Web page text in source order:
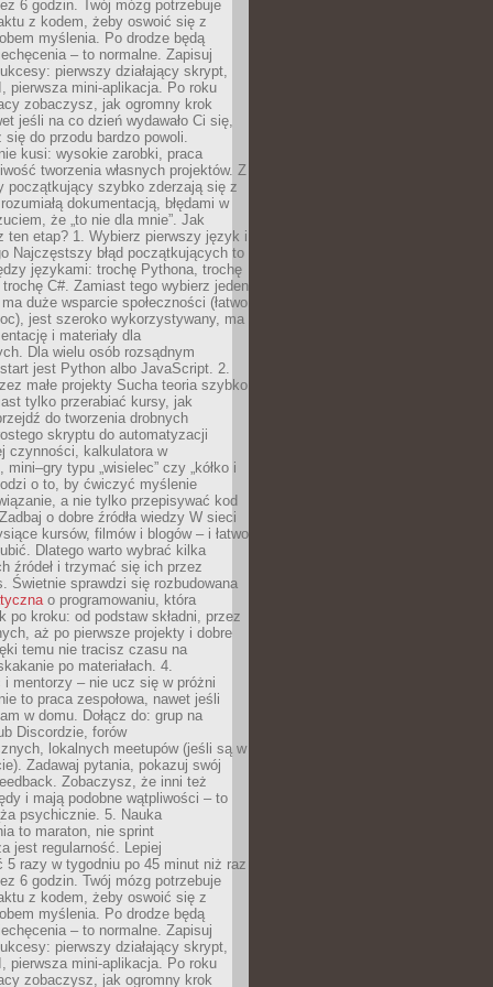
6 godzin. Twój mózg potrzebuje
z kodem, żeby oswoić się z
myślenia. Po drodze będą
– to normalne. Zapisuj
pierwszy działający skrypt,
pierwsza mini-aplikacja. Po roku
zobaczysz, jak ogromny krok
jeśli na co dzień wydawało Ci się,
się do przodu bardzo powoli.
kusi: wysokie zarobki, praca
tworzenia własnych projektów. Z
początkujący szybko zderzają się z
dokumentacją, błędami w
że „to nie dla mnie”. Jak
ten etap? 1. Wybierz pierwszy język i
Najczęstszy błąd początkujących to
językami: trochę Pythona, trochę
C#. Zamiast tego wybierz jeden
duże wsparcie społeczności (łatwo
jest szeroko wykorzystywany, ma
i materiały dla
Dla wielu osób rozsądnym
jest Python albo JavaScript. 2.
małe projekty Sucha teoria szybko
tylko przerabiać kursy, jak
do tworzenia drobnych
skryptu do automatyzacji
czynności, kalkulatora w
mini–gry typu „wisielec” czy „kółko i
o to, by ćwiczyć myślenie
a nie tylko przepisywać kod
o dobre źródła wiedzy W sieci
kursów, filmów i blogów – i łatwo
Dlatego warto wybrać kilka
źródeł i trzymać się ich przez
Świetnie sprawdzi się rozbudowana
o programowaniu, która
po kroku: od podstaw składni, przez
aż po pierwsze projekty i dobre
temu nie tracisz czasu na
po materiałach. 4.
i mentorzy – nie ucz się w próżni
to praca zespołowa, nawet jeśli
w domu. Dołącz do: grup na
Discordzie, forów
lokalnych meetupów (jeśli są w
Zadawaj pytania, pokazuj swój
Zobaczysz, że inni też
i mają podobne wątpliwości – to
psychicznie. 5. Nauka
to maraton, nie sprint
jest regularność. Lepiej
5 razy w tygodniu po 45 minut niż raz
6 godzin. Twój mózg potrzebuje
z kodem, żeby oswoić się z
myślenia. Po drodze będą
– to normalne. Zapisuj
pierwszy działający skrypt,
pierwsza mini-aplikacja. Po roku
zobaczysz, jak ogromny krok